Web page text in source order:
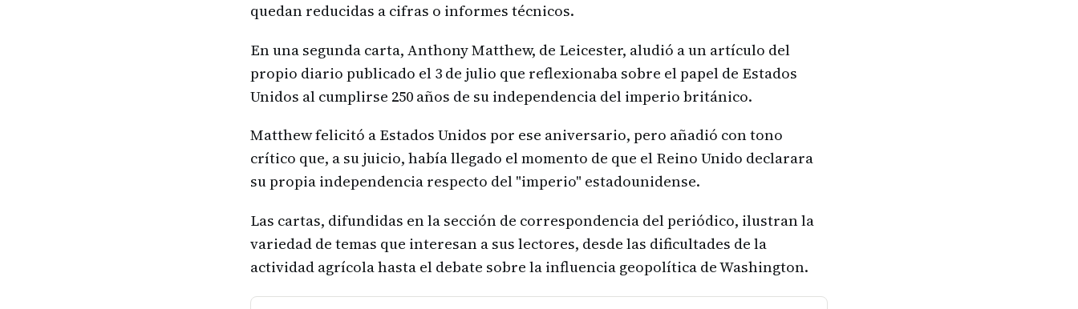
quedan reducidas a cifras o informes técnicos.
En una segunda carta, Anthony Matthew, de Leicester, aludió a un artículo del
propio diario publicado el 3 de julio que reflexionaba sobre el papel de Estados
Unidos al cumplirse 250 años de su independencia del imperio británico.
Matthew felicitó a Estados Unidos por ese aniversario, pero añadió con tono
crítico que, a su juicio, había llegado el momento de que el Reino Unido declarara
su propia independencia respecto del "imperio" estadounidense.
Las cartas, difundidas en la sección de correspondencia del periódico, ilustran la
variedad de temas que interesan a sus lectores, desde las dificultades de la
actividad agrícola hasta el debate sobre la influencia geopolítica de Washington.